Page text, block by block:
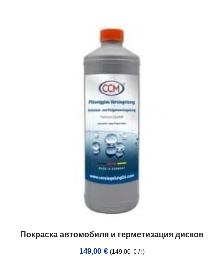
Покраска автомобиля и герметизация дисков
149,00 € (149,00 €/ )